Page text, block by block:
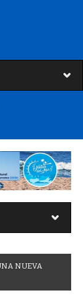
NA NUEVA